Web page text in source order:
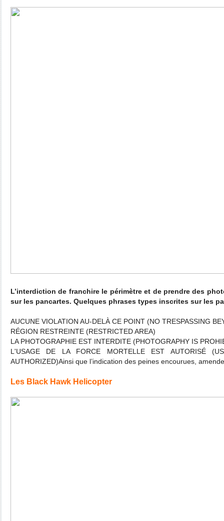
L’interdiction de franchire le périmètre et de prendre des
sur les pancartes. Quelques phrases types inscrites sur les
AUCUNE VIOLATION AU-DELÀ CE POINT (NO TRESPASSING
RÉGION RESTREINTE (RESTRICTED AREA)
LA PHOTOGRAPHIE EST INTERDITE (PHOTOGRAPHY IS
L'USAGE DE LA FORCE MORTELLE EST AUTORISÉ
AUTHORIZED)Ainsi que l’indication des peines encourues,
Les Black Hawk Helicopter